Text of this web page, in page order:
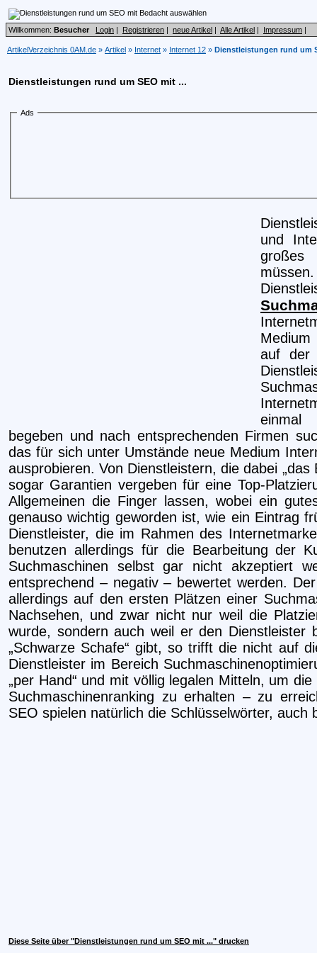
Willkommen: Besucher Login | Registrieren | neue Artikel | Alle Artikel | Impressum |
ArtikelVerzeichnis 0AM.de » Artikel » Internet » Internet 12 » Dienstleistungen rund um
Dienstleistungen rund um SEO mit ...
Ads
und
großes
Medium
auf der
einmal
begeben und nach entsprechenden Firmen
das für sich unter Umstände neue Medium
ausprobieren.Von Dienstleistern, die dabei
sogar Garantien vergeben für eine Top-
Allgemeinen die Finger lassen, wobei ein
genauso wichtig geworden ist, wie ein Eintrag
Dienstleister, die im Rahmen des
benutzen allerdings für die Bearbeitung der
Suchmaschinen selbst gar nicht akzeptiert
entsprechend – negativ – bewertet werden.
allerdings auf den ersten Plätzen einer
Nachsehen, und zwar nicht nur weil die
wurde, sondern auch weil er den Dienstleister
„Schwarze Schafe“ gibt, so trifft die nicht auf
Dienstleister im Bereich
„per Hand“ und mit völlig legalen Mitteln, um
Suchmaschinenranking zu erhalten – zu
SEO spielen natürlich die Schlüsselwörter, auch
Diese Seite über "Dienstleistungen rund um SEO mit ..." drucken